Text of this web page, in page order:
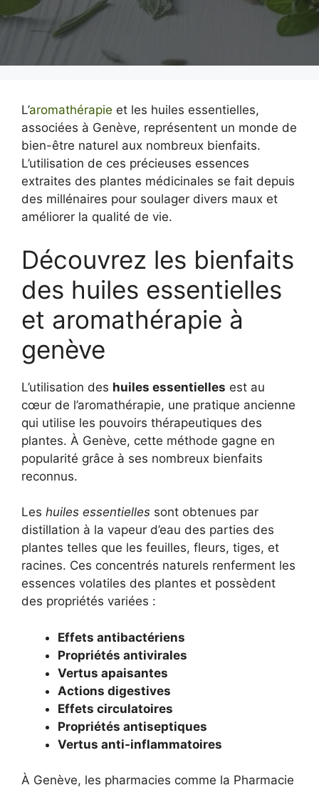
L’aromathérapie et les huiles essentielles,
associées à Genève, représentent un monde de
bien-être naturel aux nombreux bienfaits.
L’utilisation de ces précieuses essences
extraites des plantes médicinales se fait depuis
des millénaires pour soulager divers maux et
améliorer la qualité de vie.
Découvrez les bienfaits
des huiles essentielles
et aromathérapie à
genève
L’utilisation des huiles essentielles est au
cœur de l’aromathérapie, une pratique ancienne
qui utilise les pouvoirs thérapeutiques des
plantes. À Genève, cette méthode gagne en
popularité grâce à ses nombreux bienfaits
reconnus.
Les huiles essentielles sont obtenues par
distillation à la vapeur d’eau des parties des
plantes telles que les feuilles, fleurs, tiges, et
racines. Ces concentrés naturels renferment les
essences volatiles des plantes et possèdent
des propriétés variées :
Effets antibactériens
Propriétés antivirales
Vertus apaisantes
Actions digestives
Effets circulatoires
Propriétés antiseptiques
Vertus anti-inflammatoires
À Genève, les pharmacies comme la Pharmacie